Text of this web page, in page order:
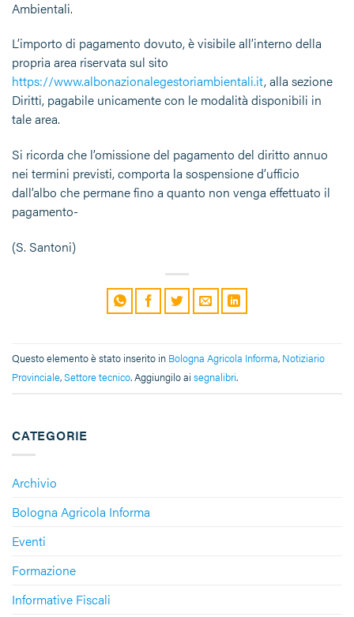
CATEGORIE
Archivio
Bologna Agricola Informa
Eventi
Formazione
Informative Fiscali
Ambientali.
L’importo di pagamento dovuto, è visibile all’interno della
propria area riservata sul sito
https://www.albonazionalegestoriambientali.it, alla sezione
Diritti, pagabile unicamente con le modalità disponibili in
tale area.
Si ricorda che l’omissione del pagamento del diritto annuo
nei termini previsti, comporta la sospensione d’ufficio
dall’albo che permane fino a quanto non venga effettuato il
pagamento-
(S. Santoni)
Questo elemento è stato inserito in Bologna Agricola Informa, Notiziario
Provinciale,Settore tecnico. Aggiungilo ai segnalibri.